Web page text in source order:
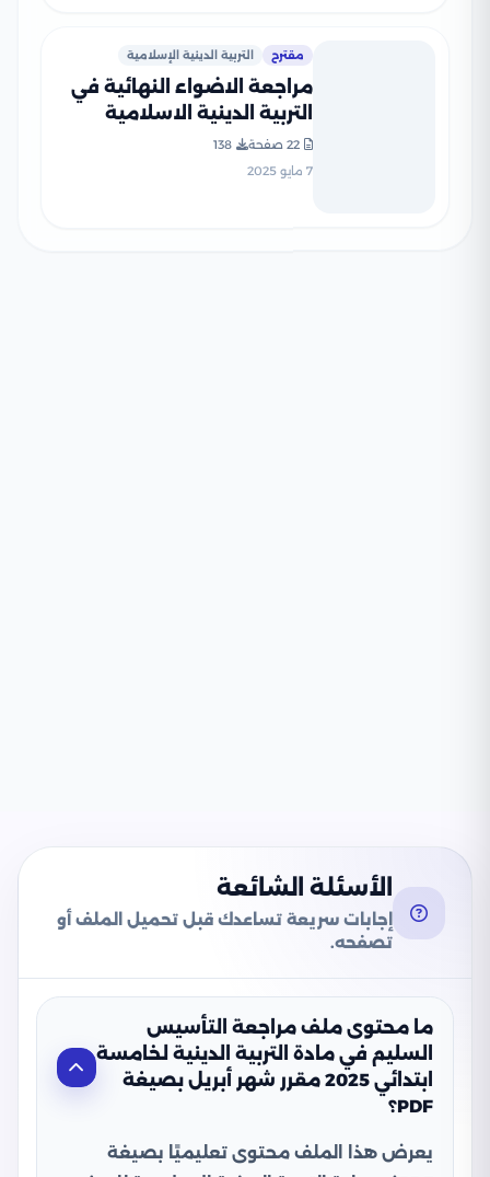
مقترح التربية الدينية الإسلامية
مراجعة الاضواء النهائية في
التربية الدينية الاسلامية
للصف الأول الثانوي الترم
الثاني 2025 PDF بالاجابات
22 صفحة
138
7 مايو 2025
الأسئلة الشائعة
إجابات سريعة تساعدك قبل تحميل الملف أو
تصفحه.
ما محتوى ملف مراجعة التأسيس
السليم في مادة التربية الدينية لخامسة
ابتدائي 2025 مقرر شهر أبريل بصيغة
PDF؟
يعرض هذا الملف محتوى تعليميًا بصيغة